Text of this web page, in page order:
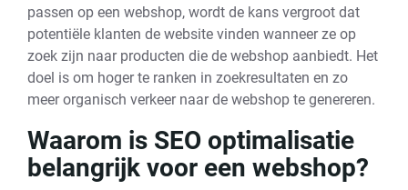
passen op een webshop, wordt de kans vergroot dat
potentiële klanten de website vinden wanneer ze op
zoek zijn naar producten die de webshop aanbiedt. Het
doel is om hoger te ranken in zoekresultaten en zo
meer organisch verkeer naar de webshop te genereren.
Waarom is SEO optimalisatie
belangrijk voor een webshop?